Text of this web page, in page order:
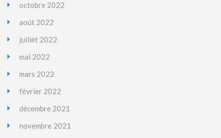
octobre 2022
août 2022
juillet 2022
mai 2022
mars 2022
février 2022
décembre 2021
novembre 2021